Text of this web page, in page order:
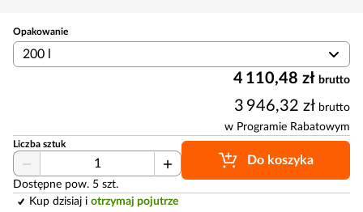
Opakowanie
200 l
4 110,48 zł brutto
3 946,32 zł brutto
w Programie Rabatowym
Liczba sztuk
Dostępne pow. 5 szt.
Do koszyka
Kup dzisiaj i otrzymaj pojutrze